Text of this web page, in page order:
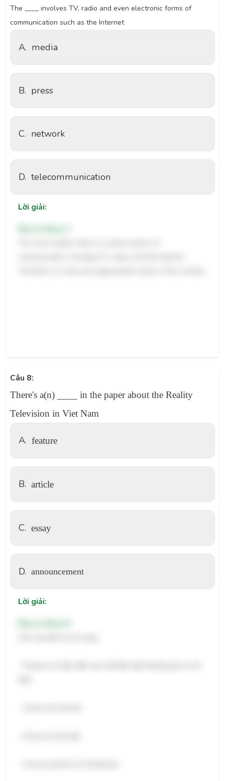
The ____ involves TV, radio and even electronic forms of
communication such as the Internet
A. media
B. press
C. network
D. telecommunication
Lời giải:
Câu 8:
There's a(n) ____ in the paper about the Reality
Television in Viet Nam
A. feature
B. article
C. essay
D. announcement
Lời giải: